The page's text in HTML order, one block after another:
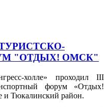
"ОТДЫХ! ОМСК"
холле» проходил III
форум «Отдых!
и Тюкалинский район.